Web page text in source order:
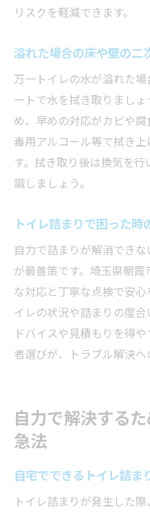
リスクを軽減できます。
溢れた場合の床や壁の二
万一トイレの水が溢れた
ートで水を拭き取りまし
め、早めの対応がカビや
毒用アルコール等で拭き
す。拭き取り後は換気を
識しましょう。
トイレ詰まりで困った時
自力で詰まりが解消でき
が最善策です。埼玉県朝
な対応と丁寧な点検で安
イレの状況や詰まりの度
ドバイスや見積もりを得
者選びが、トラブル解決へ
自力で解決する
急法
自宅でできるトイレ詰ま
トイレ詰まりが発生した